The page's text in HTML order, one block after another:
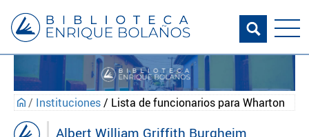
/ Instituciones/ Lista de funcionarios para Wharton
Albert William Griffith Burgheim